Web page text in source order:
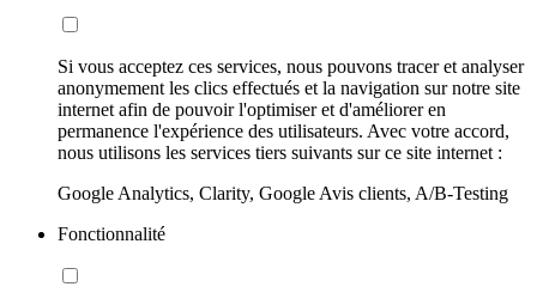
Si vous acceptez ces services, nous pouvons tracer et analyser
anonymement les clics effectués et la navigation sur notre site
internet afin de pouvoir l'optimiser et d'améliorer en
permanence l'expérience des utilisateurs. Avec votre accord,
nous utilisons les services tiers suivants sur ce site internet :
Google Analytics, Clarity, Google Avis clients, A/B-Testing
Fonctionnalité